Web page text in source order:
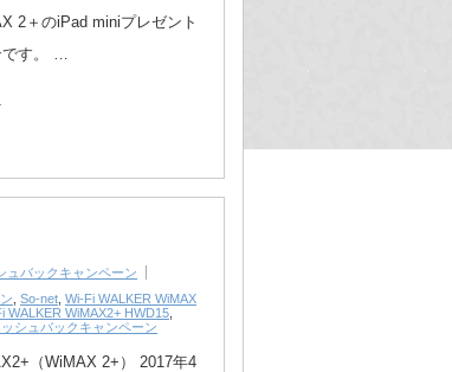
2＋のiPad miniプレゼント
です。 …
ュバックキャンペーン
So-net Wi-Fi WALKER WiMAX
WALKER WiMAX2+ HWD15
シュバックキャンペーン
（WiMAX 2+） 2017年4